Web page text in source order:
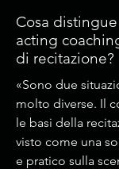
Cosa
acting
di recitazione?
«Sono due
molto diverse. Il
le basi della
visto come una
e pratico sulla